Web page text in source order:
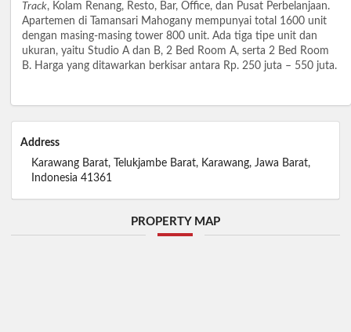
Track, Kolam Renang, Resto, Bar, Office, dan Pusat Perbelanjaan.
Apartemen di Tamansari Mahogany mempunyai total 1600 unit
dengan masing-masing tower 800 unit. Ada tiga tipe unit dan
ukuran, yaitu Studio A dan B, 2 Bed Room A, serta 2 Bed Room
B. Harga yang ditawarkan berkisar antara Rp. 250 juta – 550 juta.
Address
Karawang Barat, Telukjambe Barat, Karawang, Jawa Barat,
Indonesia 41361
PROPERTY MAP